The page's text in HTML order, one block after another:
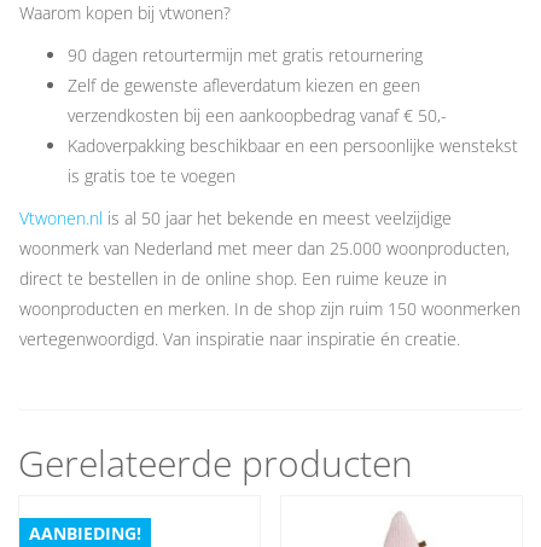
Waarom kopen bij vtwonen?
90 dagen retourtermijn met gratis retournering
Zelf de gewenste afleverdatum kiezen en geen
verzendkosten bij een aankoopbedrag vanaf € 50,-
Kadoverpakking beschikbaar en een persoonlijke wenstekst
is gratis toe te voegen
Vtwonen.nl is al 50 jaar het bekende en meest veelzijdige
woonmerk van Nederland met meer dan 25.000 woonproducten,
direct te bestellen in de online shop. Een ruime keuze in
woonproducten en merken. In de shop zijn ruim 150 woonmerken
vertegenwoordigd. Van inspiratie naar inspiratie én creatie.
Gerelateerde producten
AANBIEDING!